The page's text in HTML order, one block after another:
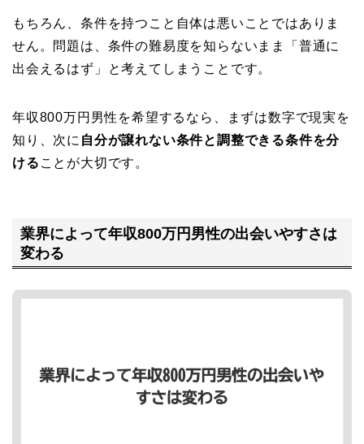
もちろん、条件を持つこと自体は悪いことではありま
せん。問題は、条件の難易度を知らないまま「普通に
出会えるはず」と考えてしまうことです。
年収800万円男性を希望するなら、まずは数字で現実を
知り、次に 自分が譲れない条件と調整できる条件を分
ける ことが大切です。
業界によって年収800万円男性の出会いやすさは
変わる